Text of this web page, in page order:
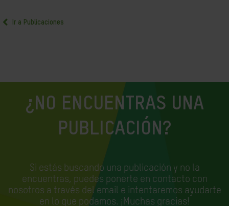
Ir a Publicaciones
¿NO ENCUENTRAS UNA
PUBLICACIÓN?
Si estás buscando una publicación y no la
encuentras, puedes ponerte en contacto con
nosotros a través del email e intentaremos ayudarte
en lo que podamos. ¡Muchas gracias!